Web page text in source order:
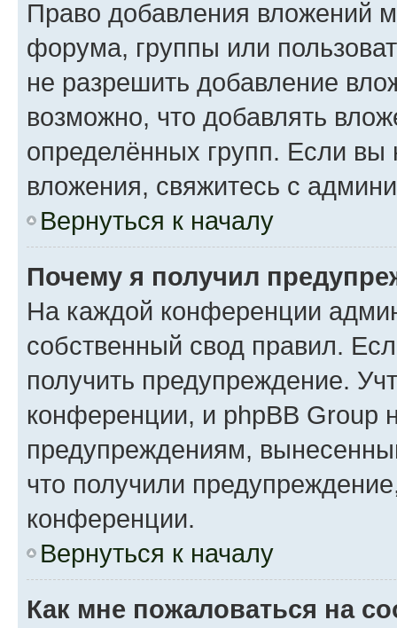
Право добавления вложений
форума, группы или
не разрешить добавление
возможно, что добавлять
определённых групп. Если вы
вложения, свяжитесь с
Вернуться к началу
Почему я получил
На каждой конференции
собственный свод правил.
получить предупреждение.
конференции, и phpBB Group
предупреждениям,
что получили
конференции.
Вернуться к началу
Как мне пожаловаться на